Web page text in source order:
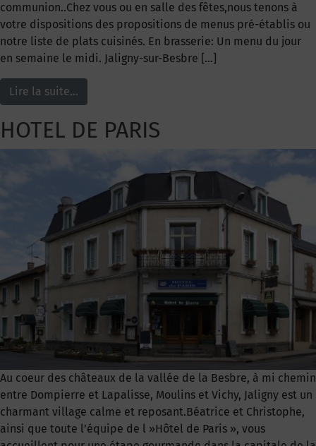
communion..Chez vous ou en salle des fêtes,nous tenons à
votre dispositions des propositions de menus pré-établis ou
notre liste de plats cuisinés. En brasserie: Un menu du jour
en semaine le midi. Jaligny-sur-Besbre […]
Lire la suite…
HOTEL DE PARIS
Au coeur des châteaux de la vallée de la Besbre, à mi chemin
entre Dompierre et Lapalisse, Moulins et Vichy, Jaligny est un
charmant village calme et reposant.Béatrice et Christophe,
ainsi que toute l’équipe de l »Hôtel de Paris », vous